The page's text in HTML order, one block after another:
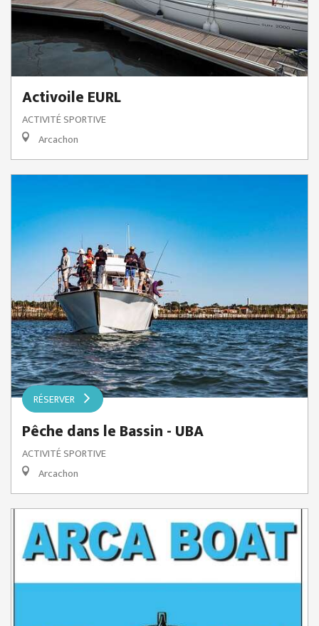
Activoile EURL
ACTIVITÉ SPORTIVE
Arcachon
RÉSERVER
Pêche dans le Bassin - UBA
ACTIVITÉ SPORTIVE
Arcachon